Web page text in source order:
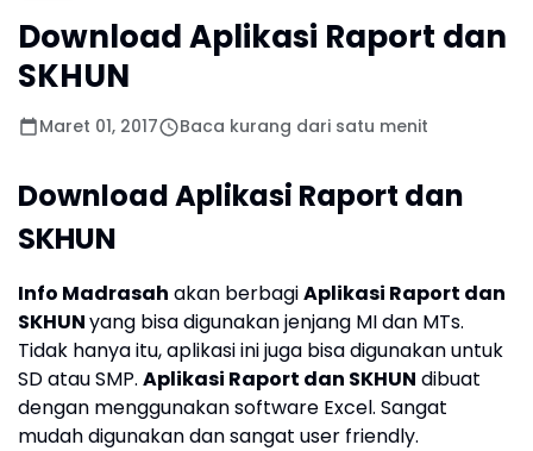
Download Aplikasi Raport dan
SKHUN
Maret 01, 2017 Baca kurang dari satu menit
Download Aplikasi Raport dan
SKHUN
Info Madrasah akan berbagiAplikasi Raport dan
SKHUNyang bisa digunakan jenjang MI dan MTs.
Tidak hanya itu, aplikasi ini juga bisa digunakan untuk
SD atau SMP. Aplikasi Raport dan SKHUN dibuat
dengan menggunakan software Excel. Sangat
mudah digunakan dan sangat user friendly.